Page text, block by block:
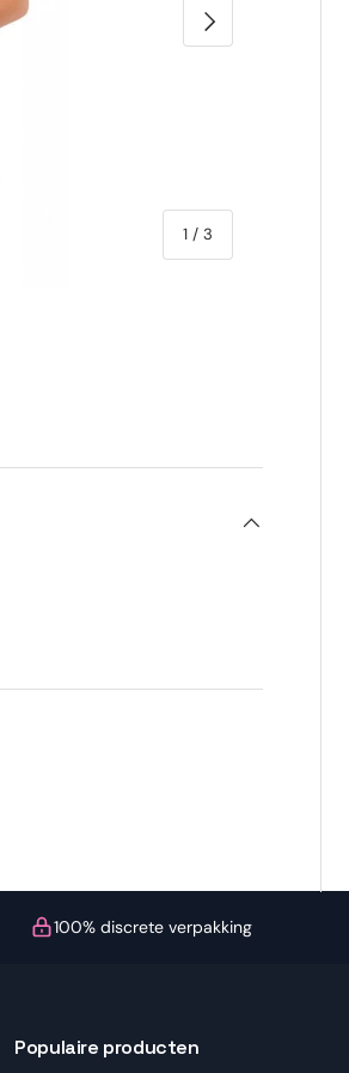
1 /van
3
Volgende
100% discrete verpakking
Populaire producten